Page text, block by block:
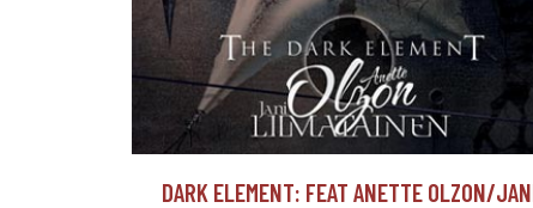
DARK ELEMENT: FEAT ANETTE OLZON/